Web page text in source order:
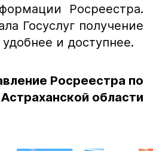
Росреестра.
Госуслуг получение
и доступнее.
Росреестра по
Астраханской области